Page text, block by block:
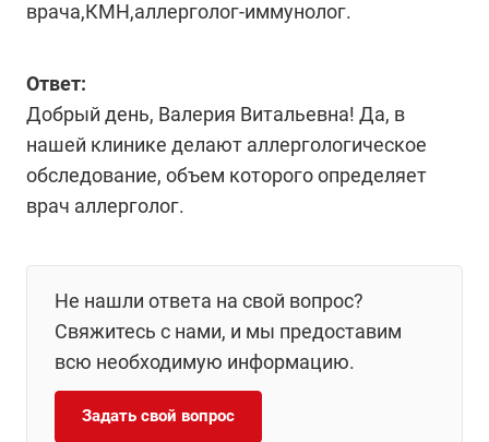
врача,КМН,аллерголог-иммунолог.
Ответ:
Добрый день, Валерия Витальевна! Да, в
нашей клинике делают аллергологическое
обследование, объем которого определяет
врач аллерголог.
Не нашли ответа на свой вопрос?
Свяжитесь с нами, и мы предоставим
всю необходимую информацию.
Задать свой вопрос